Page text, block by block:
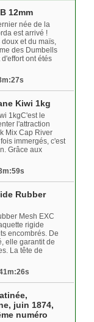
12mm
née de la
est arrivé !
et du maïs,
des Dumbells
ont étés
Kiwi 1kg
1kgC'est le
l'attraction
Mix Cap River
immergés, c'est
Grâce aux
Rubber
Mesh EXC
rigide
encombrés. De
elle garantit de
La tête de
juin 1874,
numéro